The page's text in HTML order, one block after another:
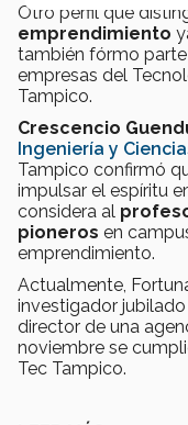
Otro perfil que
emprendimiento
también fórmo
empresas del
Tampico.
Crescencio
Ingeniería y
Tampico confirmó
impulsar el espíritu
considera al
pioneros en
emprendimiento.
Actualmente,
investigador
director de una
noviembre se
Tec Tampico.